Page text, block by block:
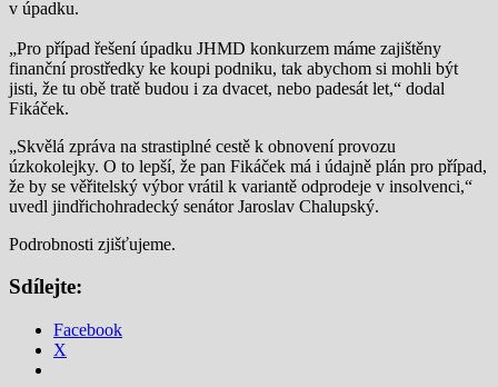
v úpadku.
„Pro případ řešení úpadku JHMD konkurzem máme zajištěny
finanční prostředky ke koupi podniku, tak abychom si mohli být
jisti, že tu obě tratě budou i za dvacet, nebo padesát let,“ dodal
Fikáček.
„Skvělá zpráva na strastiplné cestě k obnovení provozu
úzkokolejky. O to lepší, že pan Fikáček má i údajně plán pro případ,
že by se věřitelský výbor vrátil k variantě odprodeje v insolvenci,“
uvedl jindřichohradecký senátor Jaroslav Chalupský.
Podrobnosti zjišťujeme.
Sdílejte:
Facebook
X